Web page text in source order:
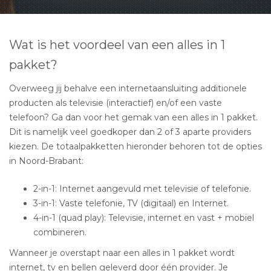
Wat is het voordeel van een alles in 1
pakket?
Overweeg jij behalve een internetaansluiting additionele
producten als televisie (interactief) en/of een vaste
telefoon? Ga dan voor het gemak van een alles in 1 pakket.
Dit is namelijk veel goedkoper dan 2 of 3 aparte providers
kiezen. De totaalpakketten hieronder behoren tot de opties
in Noord-Brabant:
2-in-1: Internet aangevuld met televisie of telefonie.
3-in-1: Vaste telefonie, TV (digitaal) en Internet.
4-in-1 (quad play): Televisie, internet en vast + mobiel
combineren.
Wanneer je overstapt naar een alles in 1 pakket wordt
internet, tv en bellen geleverd door één provider. Je